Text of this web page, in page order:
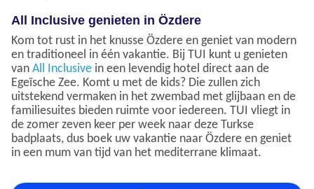
All Inclusive genieten in Özdere
Kom tot rust in het knusse Özdere en geniet van modern
en traditioneel in één vakantie. Bij TUI kunt u genieten
van All Inclusive in een levendig hotel direct aan de
Egeïsche Zee. Komt u met de kids? Die zullen zich
uitstekend vermaken in het zwembad met glijbaan en de
familiesuites bieden ruimte voor iedereen. TUI vliegt in
de zomer zeven keer per week naar deze Turkse
badplaats, dus boek uw vakantie naar Özdere en geniet
in een mum van tijd van het mediterrane klimaat.